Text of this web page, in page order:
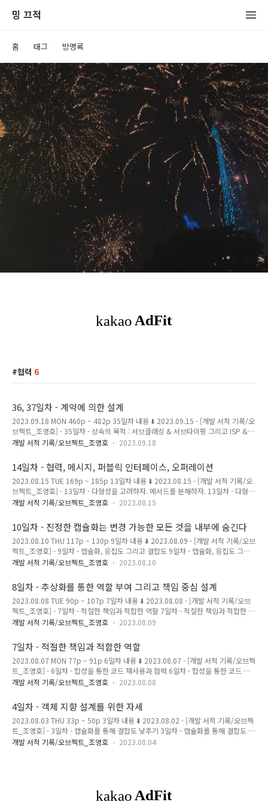
밍 끄적
홈 태그 방명록
협력 6
36, 37일차 - 계약에 의한 설계
2023.09.18 MON 460p ~ 482p 35일차 내용 ⬇️ 2023.09.15 - [개발 서적 기록/오
브젝트_조영호] - 35일차 - 상속의 목적 : 서브클래싱 & 서브타이핑 그리고 ISP &
LSP 35일차 - 상속의 목적 : 서브클래싱 & 서브타이핑 그리고 ISP & LSP
젝트_조영호] - 34일차 - 상속의 주 용도인 타입 계층 구현 34일차 - 상속의 주 용도
인 타입 계층 구현 2023.09.15 FRI 436p ~ 446p 33일 magenta-
ming.tistory.com 계약에 의한 설계 Design By Contract 클라이언트와 서버 간 협
력을, 의무 obligat..
개발 서적 기록/오브젝트_조영호 2023.09.18
14일차 - 협력, 메시지, 퍼블릭 인터페이스, 오퍼레이션
2023.08.15 TUE 169p ~ 185p 13일차 내용 ⬇️ 2023.08.15 - [개발 서적 기록/오
브젝트_조영호] - 13일차 - 다형성을 고려하자. 메서드를 분해하자. 13일차 - 다형성
을 고려하자. 메서드를 분해하자. 2023.08.14 FRI 153p ~ 171p 12일차 내용 ⬇️
클래스를 찾아라 12일차 - 변경될 가능성이 있는 클래스를 찾아라 2023.08.12 SAT
14 magenta-ming.tistory.com 잘게 쪼개서 응집도 높은 메서드 만들기 코드를 작
은 메서드로 분해하면, 전체적인 흐름을 이해하기 쉬워진다. 기억해야하는 정보를 줄
일 수 있다. 더 세부적인 정보가 필요하면..
개발 서적 기록/오브젝트_조영호 2023.08.15
10일차 - 진정한 캡슐화는 변경 가능한 모든 것을 내부에 숨긴다
2023.08.10 THU 117p ~ 130p 9일차 내용 ⬇️ 2023.08.09 - [개발 서적 기록/오브
젝트_조영호] - 9일차 - 캡슐화, 응집도 그리고 결합도 9일차 - 캡슐화, 응집도 그리
고 결합도 2023.08.09 WED 107p ~ 118p 8일차 내용 ⬇️ 2023.08.09 - [개발 서적
일차 - 추상화를 통한 역할 부여 그리고 책임 중심 설 magenta-ming.tistory.com
새로운 데이터 타입을 정의할 때는 데이터와 오퍼레이션을 고려하자 상태와 행동을
객체라는 하나의 단위로 묶는 이유는 객체 스스로 자신의 상태를 처리할 수 있게하기
위해서다. 객체 내부에 저장되는 데이터보다, 객체가..
개발 서적 기록/오브젝트_조영호 2023.08.10
8일차 - 추상화를 통한 역할 부여 그리고 책임 중심 설계
2023.08.08 TUE 90p ~ 107p 7일차 내용 ⬇️ 2023.08.08 - [개발 서적 기록/오브
젝트_조영호] - 7일차 - 적절한 책임과 적합한 역할 7일차 - 적절한 책임과 적합한 역
할 2023.08.07 MON 77p ~ 91p 6일차 내용 ⬇️ 2023.08.07 - [개발 서적 기록/오
재사용과 협력 2023.08.06 SUN 65p ~ 77p 5일차 내용 magenta-
ming.tistory.com 역할과 추상화 역할의 가장 큰 장점은 설계의 구성 요소를 추상
화할 수 있다는 것이다. 역할은 공통의 책임을 바탕으로, 객체의 종류를 숨길 수 있다.
그래서 역할을 객체를 추상화한 것으로 볼 수 있다..
개발 서적 기록/오브젝트_조영호 2023.08.09
7일차 - 적절한 책임과 적합한 역할
2023.08.07 MON 77p ~ 91p 6일차 내용 ⬇️ 2023.08.07 - [개발 서적 기록/오브젝
트_조영호] - 6일차 - 합성을 통한 코드 재사용과 협력 6일차 - 합성을 통한 코드 재
사용과 협력 2023.08.06 SUN 65p ~ 77p 5일차 내용 ⬇️ 2023.08.04 - [개발 서적
적 2023.08.04 FRI 50p ~ 64p 4일차 내용 ⬇️ 2023.08.04 - [개발 magenta-
ming.tistory.com 객체의 행동의 책임 객체지향의 넓은 관점에서 객체는 협력, 책
임, 역할으로 구성되어 있다. 그 중, 협력에 참여하기 위해 객체가 수행하는 행동이
책임이다. 이런 책임을 정의..
개발 서적 기록/오브젝트_조영호 2023.08.08
4일차 - 객체 지향 설계를 위한 자세
2023.08.03 THU 33p ~ 50p 3일차 내용 ⬇️ 2023.08.02 - [개발 서적 기록/오브젝
트_조영호] - 3일차 - 캡슐화를 통해 결합도 낮추기 3일차 - 캡슐화를 통해 결합도 낮
추기 2023.08.02 WED 17p ~ 33p 2일차 내용 ⬇️ 2023.08.02 - [개발 서적 기록/
면 요구사항은 항상 변하기 때문이다. ..
개발 서적 기록/오브젝트_조영호 2023.08.04